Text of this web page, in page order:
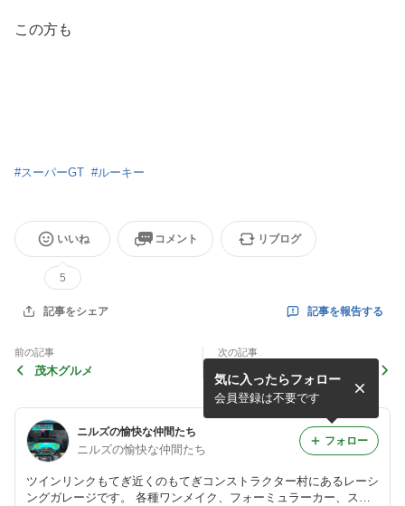
この方も
#スーパーGT #ルーキー
いいね
5
コメント リブログ
記事をシェア 記事を報告する
前の記事
茂木グルメ
次の記事
ニルズの愉快な仲間たち
ニルズの愉快な仲間たち
ツインリンクもてぎ近くのもてぎコンストラクター村にあるレーシ
ングガレージです。 各種ワンメイク、フォーミュラーカー、スー
気に入ったらフォロー
会員登録は不要です
フォロー